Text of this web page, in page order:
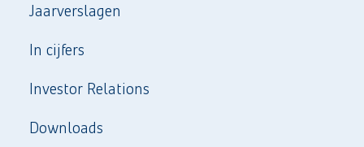
Jaarverslagen
In cijfers
Investor Relations
Downloads